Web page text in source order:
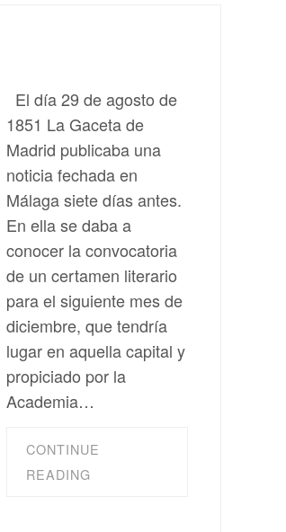
El día 29 de agosto de
1851 La Gaceta de
Madrid publicaba una
noticia fechada en
Málaga siete días antes.
En ella se daba a
conocer la convocatoria
de un certamen literario
para el siguiente mes de
diciembre, que tendría
lugar en aquella capital y
propiciado por la
Academia…
CONTINUE
READING